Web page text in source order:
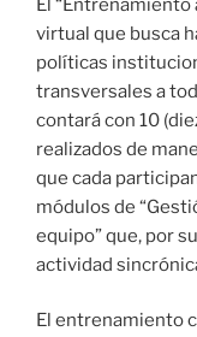
El “Entrenamiento
virtual que busca
políticas
transversales a
contará con 10
realizados de
que cada
módulos de
equipo” que, por
actividad
El entrenamiento